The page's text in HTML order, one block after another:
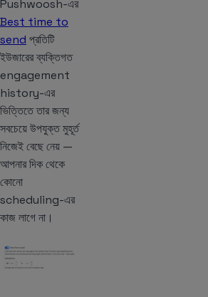
Pushwoosh-এর
Best time to
send প্রতিটি
ইউজারের ব্যক্তিগত
engagement
history-এর
ভিত্তিতে তার জন্য
সবচেয়ে উপযুক্ত মুহূর্ত
নিজেই বেছে নেয় —
আপনার দিক থেকে
কোনো
scheduling-এর
কাজ লাগে না।